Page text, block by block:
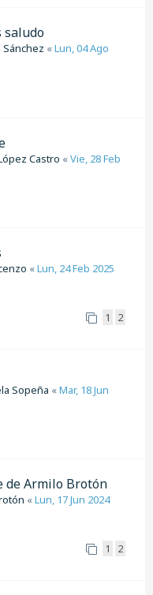
saludo
«Lun, 04 Ago
Castro «Vie, 28 Feb
«Lun, 24 Feb 2025
1 2
Sopeña «Mar, 18 Jun
de Armilo Brotón
«Lun, 17 Jun 2024
1 2